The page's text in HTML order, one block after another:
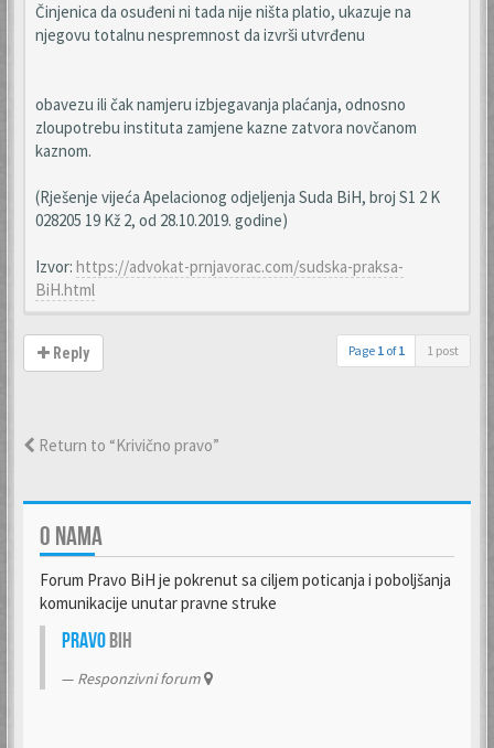
Činjenica da osuđeni ni tada nije ništa platio, ukazuje na
njegovu totalnu nespremnost da izvrši utvrđenu
obavezu ili čak namjeru izbjegavanja plaćanja, odnosno
zloupotrebu instituta zamjene kazne zatvora novčanom
kaznom.
(Rješenje vijeća Apelacionog odjeljenja Suda BiH, broj S1 2 K
028205 19 Kž 2, od 28.10.2019. godine)
Izvor: https://advokat-prnjavorac.com/sudska-praksa-
BiH.html
Reply Page 1 of1 1 post
Return to “Krivično pravo”
O NAMA
Forum Pravo BiH je pokrenut sa ciljem poticanja i poboljšanja
komunikacije unutar pravne struke
PravoBiH
Responzivni forum